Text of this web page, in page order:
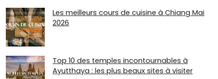
Les meilleurs cours de cuisine à Chiang Mai
2026
Top 10 des temples incontournables à
Ayutthaya : les plus beaux sites à visiter